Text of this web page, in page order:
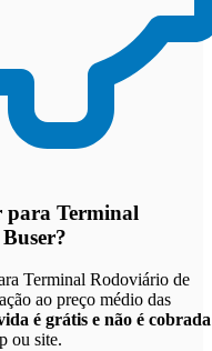
para Terminal
?
Terminal Rodoviário de
ao preço médio das
é grátis e não é cobrada
ou site.